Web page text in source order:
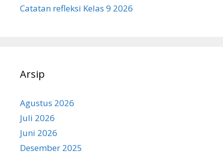
Catatan refleksi Kelas 9 2026
Arsip
Agustus 2026
Juli 2026
Juni 2026
Desember 2025